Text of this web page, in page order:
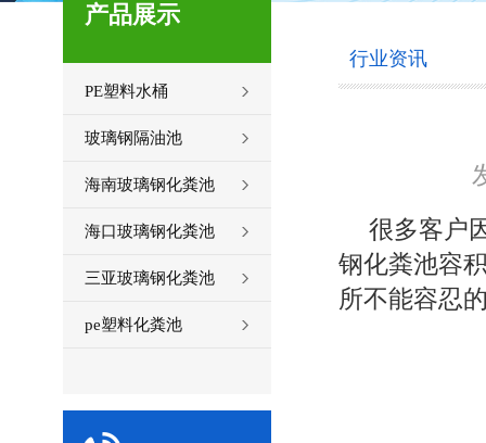
产品展示
PE塑料水桶
玻璃钢隔油池
海南玻璃钢化粪池
海口玻璃钢化粪池
三亚玻璃钢化粪池
pe塑料化粪池
行业资讯
很多客户
钢化粪池容
所不能容忍